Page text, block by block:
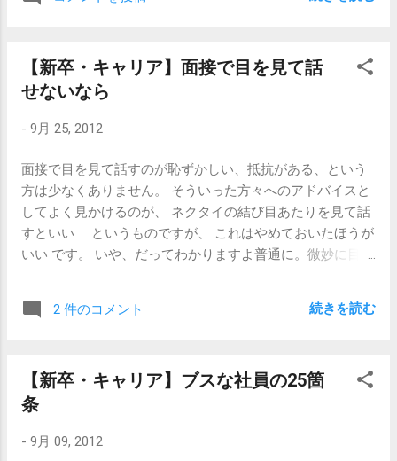
苦しみというか哀しみというか、もがいて
を聴く気分になれない方にも、生きる事の
憂鬱さに押しつぶされそうな方にも、なぜ
か素直に心に染みる曲が多いのでおすすめ
です。 そして、死なずに戻って来てくださ
い。 【関連記事】 【エレファントカシマ
シ】風に吹かれて
に回答を準備できない質問をすると、 「さっきのセミナ
そうですね。…。……。（焦ってる風） はい、すごく考えさ
せられました！ 」 なんてことになりがちです。 別に、意
用意してきた回答ばかりだなあ」、と思ったら、その場で
れは実際に、応募者の方に「今、考えていること」を発言
してほしいからです。用意してきた回答ばかりだと、ソツ
がないのは当然ですし、その人がどういう人なのかを伺い
知ることは難しくなるからです。 答えるまでに少々時間が
かかるくらい、別にたいしたことじゃない んですよ。
ても、別になんてことはないです。 間で「えっと、ちょっ
無駄になります。それに比べれば、1分くらい待つのは、何
て事はないんです。 面接では即答しなきゃいけない、なん
きは焦らずにちょっと時間をもらってちゃんと考えて回答
【新卒・キャリア】面接で目を見て話
せないなら
- 9月 25, 2012
面接で目を見て話すのが恥ずかしい、抵抗がある、という
方は少なくありません。 そういった方々へのアドバイスと
してよく見かけるのが、 ネクタイの結び目あたりを見て話
すといい というものですが、 これはやめておいたほうが
いい です。 いや、だってわかりますよ普通に。微妙に目が
いて非常に敏感です。かなりの距離があっても「あ、今あ
の人と目が合ったな」とわかることがありますし、なんで
れていない相手から自分の目に向けられているかどうかく
らい、誰だってわかるもんだと思います。 これはですね、
としか言えません。 面接は、互いに自分のこと（面接官の
2 件のコメント 続きを読む
【新卒・キャリア】ブスな社員の25箇
条
- 9月 09, 2012